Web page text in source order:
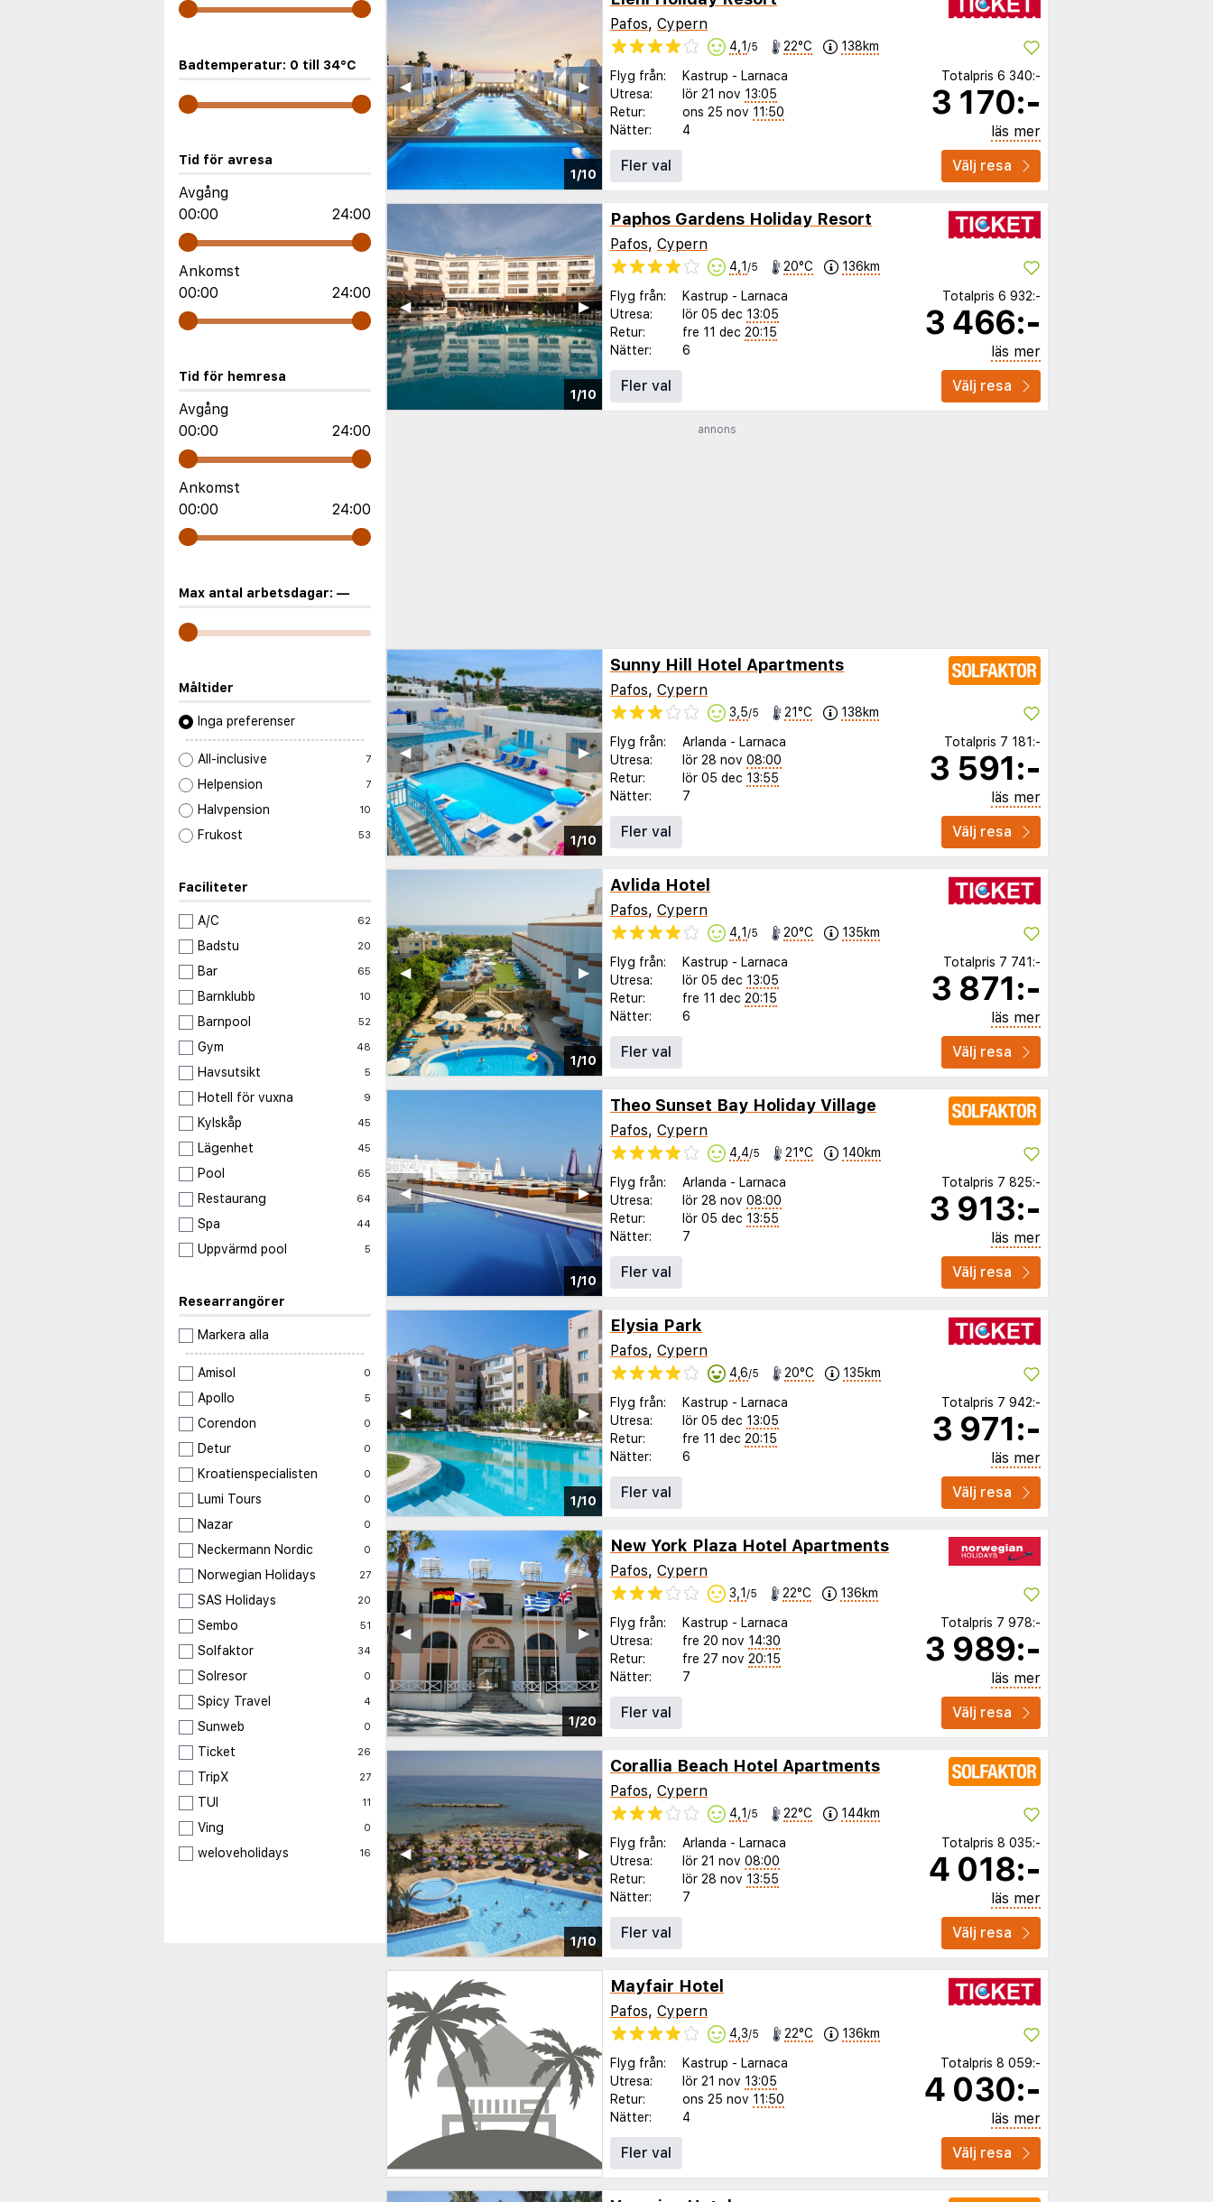
Badtemperatur: 0 till 34°C
Tid för avresa
Avgång
00:00
24:00
Ankomst
00:00
24:00
Tid för hemresa
Avgång
00:00
24:00
Ankomst
00:00
24:00
Max antal arbetsdagar: —
Måltider
Inga preferenser
All-inclusive 7
Helpension 7
Halvpension 10
Frukost 53
Faciliteter
A/C 62
Badstu 20
Bar 65
Barnklubb 10
Barnpool 52
Gym 48
Havsutsikt 5
Hotell för vuxna 9
Kylskåp 45
Lägenhet 45
Pool 65
Restaurang 64
Spa 44
Uppvärmd pool 5
Researrangörer
Markera alla
Amisol 0
Apollo 5
Corendon 0
Detur 0
Kroatienspecialisten 0
Lumi Tours 0
Nazar 0
Neckermann Nordic 0
Norwegian Holidays 27
SAS Holidays 20
Sembo 51
Solfaktor 34
Solresor 0
Spicy Travel 4
Sunweb 0
Ticket 26
TripX 27
TUI 11
Ving 0
weloveholidays 16
1/10
▶︎
◀︎
Pafos, Cypern
4,1 /5 22°C 138km
Flyg från: Kastrup - Larnaca
Utresa:
lör 21 nov 13:05
Retur:
ons 25 nov 11:50
Nätter:
4
Totalpris 6 340:-
3 170:-
läs mer
Fler val
Välj resa
1/10
▶︎
◀︎
Paphos Gardens Holiday Resort
Pafos, Cypern
4,1 /5 20°C 136km
Flyg från: Kastrup - Larnaca
Utresa:
lör 05 dec 13:05
Retur:
fre 11 dec 20:15
Nätter:
6
Totalpris 6 932:-
3 466:-
läs mer
Fler val
Välj resa
annons
1/10
▶︎
◀︎
Sunny Hill Hotel Apartments
Pafos, Cypern
3,5/5 21°C 138km
Flyg från: Arlanda - Larnaca
Utresa:
lör 28 nov 08:00
Retur:
lör 05 dec 13:55
Nätter:
7
Totalpris 7 181:-
3 591:-
läs mer
Fler val
Välj resa
1/10
▶︎
◀︎
Avlida Hotel
Pafos, Cypern
4,1 /5 20°C 135km
Flyg från: Kastrup - Larnaca
Utresa:
lör 05 dec 13:05
Retur:
fre 11 dec 20:15
Nätter:
6
Totalpris 7 741:-
3 871:-
läs mer
Fler val
Välj resa
1/10
▶︎
◀︎
Theo Sunset Bay Holiday Village
Pafos, Cypern
4,4/5 21°C 140km
Flyg från: Arlanda - Larnaca
Utresa:
lör 28 nov 08:00
Retur:
lör 05 dec 13:55
Nätter:
7
Totalpris 7 825:-
3 913:-
läs mer
Fler val
Välj resa
1/10
▶︎
◀︎
Elysia Park
Pafos, Cypern
4,6/5 20°C 135km
Flyg från: Kastrup - Larnaca
Utresa:
lör 05 dec 13:05
Retur:
fre 11 dec 20:15
Nätter:
6
Totalpris 7 942:-
3 971:-
läs mer
Fler val
Välj resa
1/20
▶︎
◀︎
New York Plaza Hotel Apartments
Pafos, Cypern
3,1 /5 22°C 136km
Flyg från: Kastrup - Larnaca
Utresa:
fre 20 nov 14:30
Retur:
fre 27 nov 20:15
Nätter:
7
Totalpris 7 978:-
3 989:-
läs mer
Fler val
Välj resa
1/10
▶︎
◀︎
Corallia Beach Hotel Apartments
Pafos, Cypern
4,1 /5 22°C 144km
Flyg från: Arlanda - Larnaca
Utresa:
lör 21 nov 08:00
Retur:
lör 28 nov 13:55
Nätter:
7
Totalpris 8 035:-
4 018:-
läs mer
Fler val
Välj resa
Mayfair Hotel
Pafos, Cypern
4,3/5 22°C 136km
Flyg från: Kastrup - Larnaca
Utresa:
lör 21 nov 13:05
Retur:
ons 25 nov 11:50
Nätter:
4
Totalpris 8 059:-
4 030:-
läs mer
Fler val
Välj resa